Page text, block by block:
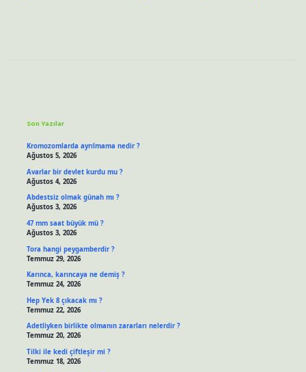
Son Yazılar
Kromozomlarda ayrılmama nedir ?
Ağustos 5, 2026
Avarlar bir devlet kurdu mu ?
Ağustos 4, 2026
Abdestsiz olmak günah mı ?
Ağustos 3, 2026
47 mm saat büyük mü ?
Ağustos 3, 2026
Tora hangi peygamberdir ?
Temmuz 29, 2026
Karınca, karıncaya ne demiş ?
Temmuz 24, 2026
Hep Yek 8 çıkacak mı ?
Temmuz 22, 2026
Adetliyken birlikte olmanın zararları nelerdir ?
Temmuz 20, 2026
Tilki ile kedi çiftleşir mi ?
Temmuz 18, 2026